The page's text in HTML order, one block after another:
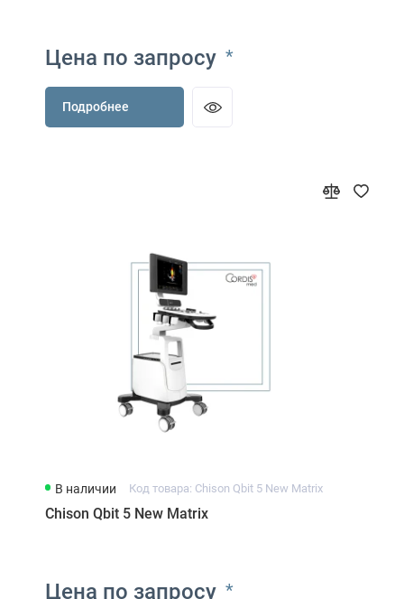
Цена по запросу *
Подробнее
В наличии Код товара: Chison Qbit 5 New Matrix
Chison Qbit 5 New Matrix
Цена по запросу *